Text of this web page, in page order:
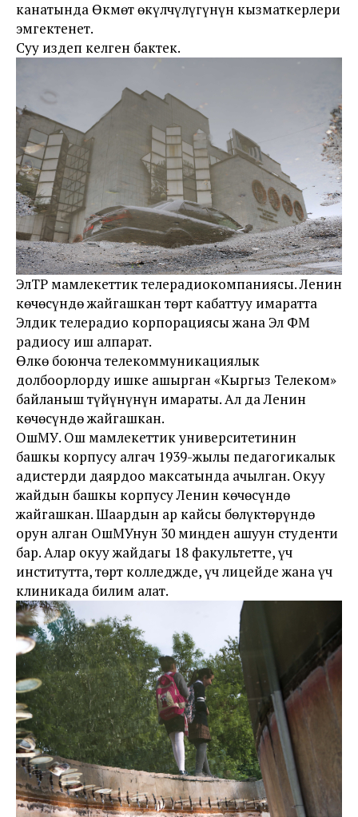
канатында Өкмөт өкүлчүлүгүнүн кызматкерлери
эмгектенет.
Суу издеп келген бактек.
ЭлТР мамлекеттик телерадиокомпаниясы. Ленин
көчөсүндө жайгашкан төрт кабаттуу имаратта
Элдик телерадио корпорациясы жана Эл ФМ
радиосу иш алпарат.
Өлкө боюнча телекоммуникациялык
долбоорлорду ишке ашырган «Кыргыз Телеком»
байланыш түйүнүнүн имараты. Ал да Ленин
көчөсүндө жайгашкан.
ОшМУ. Ош мамлекеттик университетинин
башкы корпусу алгач 1939-жылы педагогикалык
адистерди даярдоо максатында ачылган. Окуу
жайдын башкы корпусу Ленин көчөсүндө
жайгашкан. Шаардын ар кайсы бөлүктөрүндө
орун алган ОшМУнун 30 миңден ашуун студенти
бар. Алар окуу жайдагы 18 факультетте, үч
институтта, төрт колледжде, үч лицейде жана үч
клиникада билим алат.